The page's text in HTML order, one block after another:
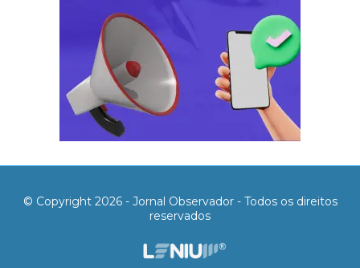
© Copyright 2026 - Jornal Observador - Todos os direitos
reservados